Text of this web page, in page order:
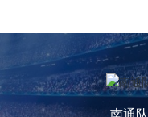
南通队